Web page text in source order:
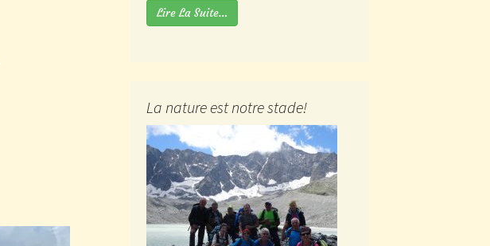
Lire La Suite…
La nature est notre stade!